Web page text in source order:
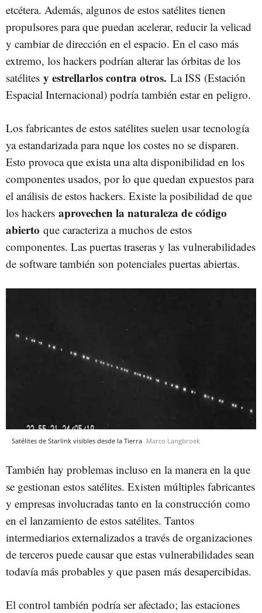
etcétera. Además, algunos de estos satélites tienen
propulsores para que puedan acelerar, reducir la velicad
y cambiar de dirección en el espacio. En el caso más
extremo, los hackers podrían alterar las órbitas de los
satélites y estrellarlos contra otros. La ISS (Estación
Espacial Internacional) podría también estar en peligro.
Los fabricantes de estos satélites suelen usar tecnología
ya estandarizada para nque los costes no se disparen.
Esto provoca que exista una alta disponibilidad en los
componentes usados, por lo que quedan expuestos para
el análisis de estos hackers. Existe la posibilidad de que
los hackers aprovechen la naturaleza de código
abierto que caracteriza a muchos de estos
componentes. Las puertas traseras y las vulnerabilidades
de software también son potenciales puertas abiertas.
Satélites de Starlink visibles desde la Tierra Marco Langbroek
También hay problemas incluso en la manera en la que
se gestionan estos satélites. Existen múltiples fabricantes
y empresas involucradas tanto en la construcción como
en el lanzamiento de estos satélites. Tantos
intermediarios externalizados a través de organizaciones
de terceros puede causar que estas vulnerabilidades sean
todavía más probables y que pasen más desapercibidas.
El control también podría ser afectado; las estaciones